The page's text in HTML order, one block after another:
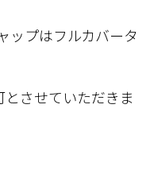
ップはフルカバータ
させていただきま